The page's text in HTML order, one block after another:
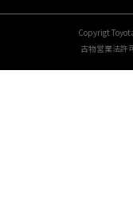
試乗車・展示車一覧
Copyrigt
古物営業法許